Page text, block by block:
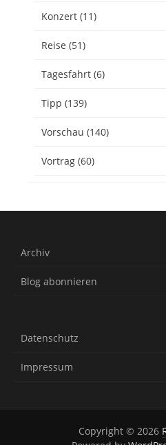
Konzert (11)
Reise (51)
Tagesfahrt (6)
Tipp (139)
Vorschau (140)
Vortrag (60)
Archiv
Blog abonnieren
Datenschutz
Impressum
Copyright © 2026